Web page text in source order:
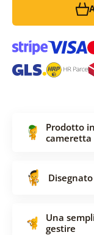
Prodotto
cameretta
Una
gestire